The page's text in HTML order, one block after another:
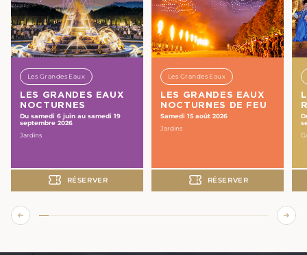
Les Grandes Eaux
LES GRANDES EAUX
NOCTURNES
Du samedi 6 juin au samedi 19
septembre 2026
Jardins
RÉSERVER
Les Grandes Eaux
LES GRANDES EAUX
NOCTURNES DE FEU
Samedi 15 août 2026
Jardins
RÉSERVER